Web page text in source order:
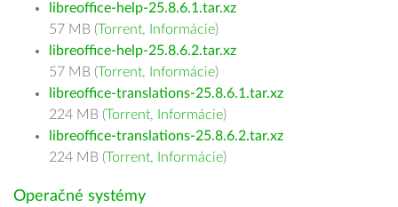
libreoffice-help-25.8.6.1.tar.xz
57 MB (Torrent, Informácie)
libreoffice-help-25.8.6.2.tar.xz
57 MB (Torrent, Informácie)
libreoffice-translations-25.8.6.1.tar.xz
224 MB (Torrent, Informácie)
libreoffice-translations-25.8.6.2.tar.xz
224 MB (Torrent, Informácie)
Operačné systémy